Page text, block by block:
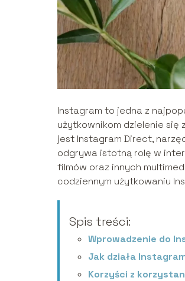
Instagram to jedna z
użytkownikom dzielenie
jest Instagram Direct,
odgrywa istotną rolę w
filmów oraz innych
codziennym użytkowaniu
Spis treści:
Wprowadzenie do
Jak działa
Korzyści z